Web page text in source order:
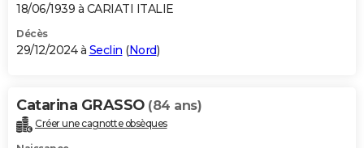
18/06/1939 à CARIATI ITALIE
Décès
29/12/2024 à Seclin (Nord)
Catarina GRASSO (84 ans)
Créer une cagnotte obsèques